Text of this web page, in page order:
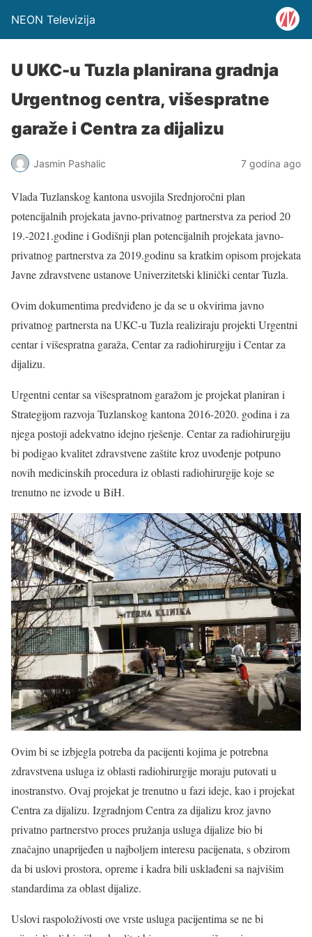
NEON Televizija
U UKC-u Tuzla planirana gradnja
Urgentnog centra, višespratne
garaže i Centra za dijalizu
Jasmin Pashalic 7 godina ago
Vlada Tuzlanskog kantona usvojila Srednjoročni plan
potencijalnih projekata javno-privatnog partnerstva za period 20
19.-2021.godine i Godišnji plan potencijalnih projekata javno-
privatnog partnerstva za 2019.godinu sa kratkim opisom projekata
Javne zdravstvene ustanove Univerzitetski klinički centar Tuzla.
Ovim dokumentima predviđeno je da se u okvirima javno
privatnog partnersta na UKC-u Tuzla realiziraju projekti Urgentni
centar i višespratna garaža, Centar za radiohirurgiju i Centar za
dijalizu.
Urgentni centar sa višespratnom garažom je projekat planiran i
Strategijom razvoja Tuzlanskog kantona 2016-2020. godina i za
njega postoji adekvatno idejno rješenje. Centar za radiohirurgiju
bi podigao kvalitet zdravstvene zaštite kroz uvođenje potpuno
novih medicinskih procedura iz oblasti radiohirurgije koje se
trenutno ne izvode u BiH.
Ovim bi se izbjegla potreba da pacijenti kojima je potrebna
zdravstvena usluga iz oblasti radiohirurgije moraju putovati u
inostranstvo. Ovaj projekat je trenutno u fazi ideje, kao i projekat
Centra za dijalizu. Izgradnjom Centra za dijalizu kroz javno
privatno partnerstvo proces pružanja usluga dijalize bio bi
značajno unaprijeđen u najboljem interesu pacijenata, s obzirom
da bi uslovi prostora, opreme i kadra bili usklađeni sa najvišim
standardima za oblast dijalize.
Uslovi raspoloživosti ove vrste usluga pacijentima se ne bi